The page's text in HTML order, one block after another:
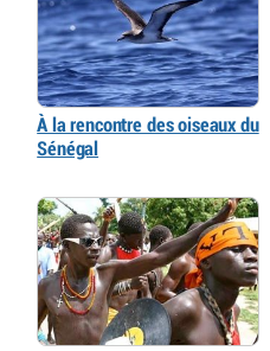
À la rencontre des oiseaux du
Sénégal